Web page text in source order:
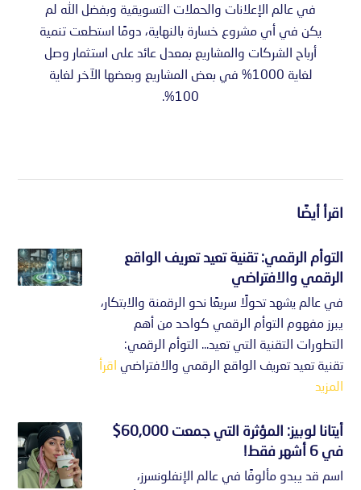
في عالم الإعلانات والحملات التسويقية وبفضل الله لم
يكن في أي مشروع خسارة بالنهاية، دومًا استطعت تنمية
أرباح الشركات والمشاريع بمعدل عائد على استثمار وصل
لغاية 1000% في بعض المشاريع وبعضها الآخر لغاية
100%.
اقرأ أيضًا
التوأم الرقمي: تقنية تعيد تعريف الواقع
الرقمي والافتراضي
في عالم يشهد تحولًا سريعًا نحو الرقمنة والابتكار،
يبرز مفهوم التوأم الرقمي كواحد من أهم
التطورات التقنية التي تعيد... التوأم الرقمي:
تقنية تعيد تعريف الواقع الرقمي والافتراضي اقرأ
المزيد
أيتانا لوبيز: المؤثرة التي جمعت 60,000$
في 6 أشهر فقط!
اسم قد يبدو مألوفًا في عالم الإنفلونسرز،